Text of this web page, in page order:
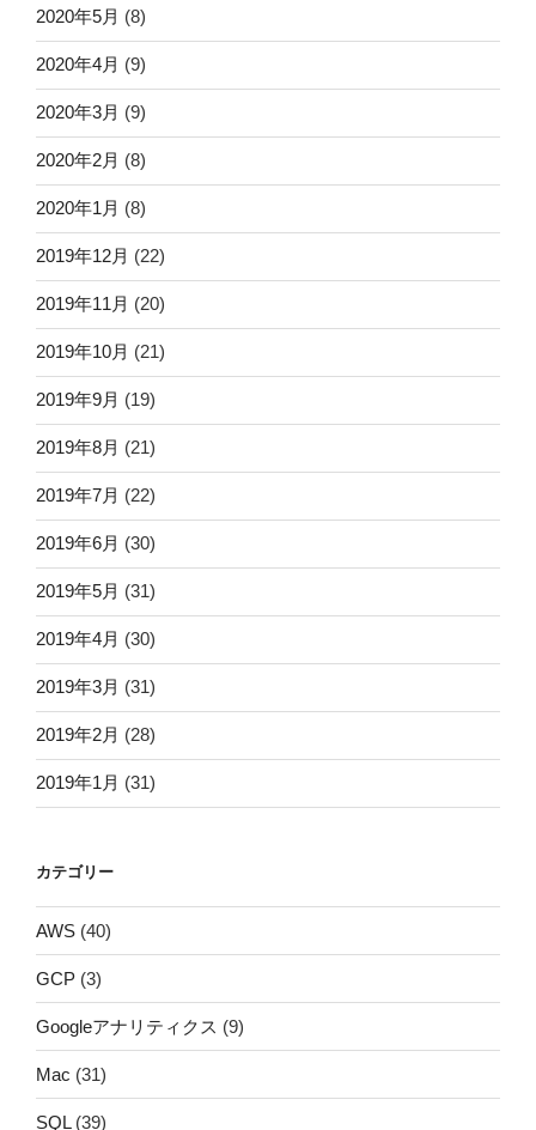
2020年5月 (8)
2020年4月 (9)
2020年3月 (9)
2020年2月 (8)
2020年1月 (8)
2019年12月 (22)
2019年11月 (20)
2019年10月 (21)
2019年9月 (19)
2019年8月 (21)
2019年7月 (22)
2019年6月 (30)
2019年5月 (31)
2019年4月 (30)
2019年3月 (31)
2019年2月 (28)
2019年1月 (31)
カテゴリー
AWS (40)
GCP (3)
Googleアナリティクス (9)
Mac (31)
SQL(39)